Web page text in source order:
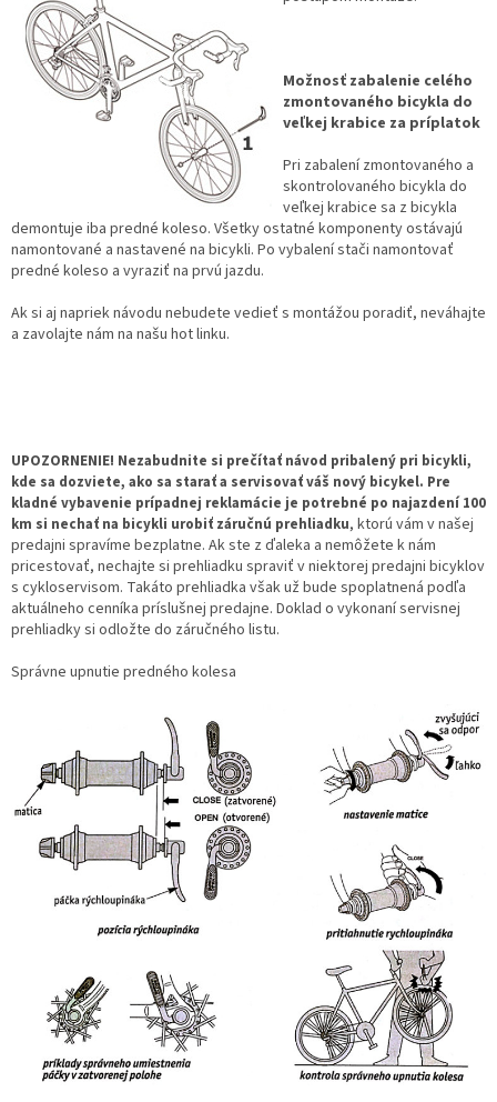
Možnosť zabalenie celého
zmontovaného bicykla do
veľkej krabice za príplatok
Pri zabalení zmontovaného a
skontrolovaného bicykla do
veľkej krabice sa z bicykla
demontuje iba predné koleso. Všetky ostatné komponenty ostávajú
namontované a nastavené na bicykli. Po vybalení stači namontovať
predné koleso a vyraziť na prvú jazdu.
Ak si aj napriek návodu nebudete vedieť s montážou poradiť, neváhajte
a zavolajte nám na našu hot linku.
UPOZORNENIE! Nezabudnite si prečítať návod pribalený pri bicykli,
kde sa dozviete, ako sa starať a servisovať váš nový bicykel. Pre
kladné vybavenie prípadnej reklamácie je potrebné po najazdení 100
km si nechať na bicykli urobiť záručnú prehliadku, ktorú vám v našej
predajni spravíme bezplatne. Ak ste z ďaleka a nemôžete k nám
pricestovať, nechajte si prehliadku spraviť v niektorej predajni bicyklov
s cykloservisom. Takáto prehliadka však už bude spoplatnená podľa
aktuálneho cenníka príslušnej predajne. Doklad o vykonaní servisnej
prehliadky si odložte do záručného listu.
Správne upnutie predného kolesa